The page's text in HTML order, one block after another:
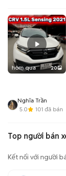
hôm qua 20
Nghĩa Trần
5.0
101 đã bán
Top người bán
Kết nối với người